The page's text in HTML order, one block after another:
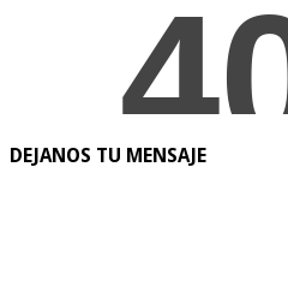
DEJANOS TU MENSAJE